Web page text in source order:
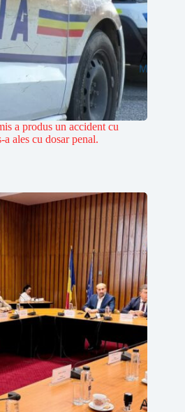
a produs un accident cu
ales cu dosar penal.